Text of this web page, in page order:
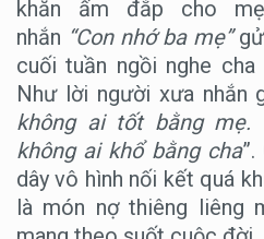
khăn ấm đắp cho
nhắn “Con nhớ ba mẹ”
cuối tuần ngồi nghe cha
Như lời người xưa nhắn
không ai tốt bằng mẹ.
không ai khổ bằng cha
dây vô hình nối kết quá
là món nợ thiêng liêng